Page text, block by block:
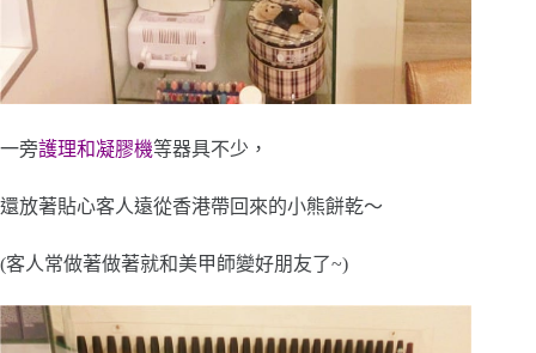
一旁護理和凝膠機等器具不少，
還放著貼心客人遠從香港帶回來的小熊餅乾～
(客人常做著做著就和美甲師變好朋友了~)